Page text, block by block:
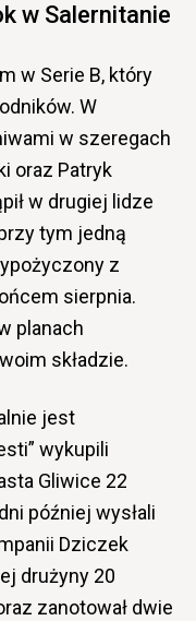
w Salernitanie
w Serie B, który
W
w szeregach
oraz Patryk
w drugiej lidze
tym jedną
z
sierpnia.
planach
składzie.
jest
wykupili
Gliwice 22
później wysłali
Dziczek
drużyny 20
zanotował dwie